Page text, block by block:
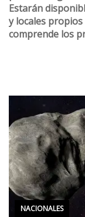
Estarán
y locales propios
comprende los
NACIONALES